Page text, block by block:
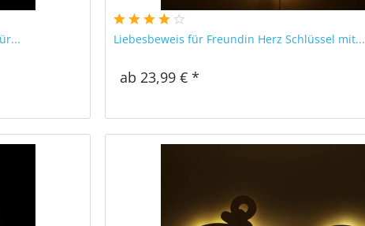
Liebesbeweis für Freundin Herz Schlüssel mit...
ab 23,99 € *